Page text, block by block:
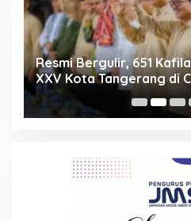
Resmi Bergulir, 651
XXV Kota Tangerang di